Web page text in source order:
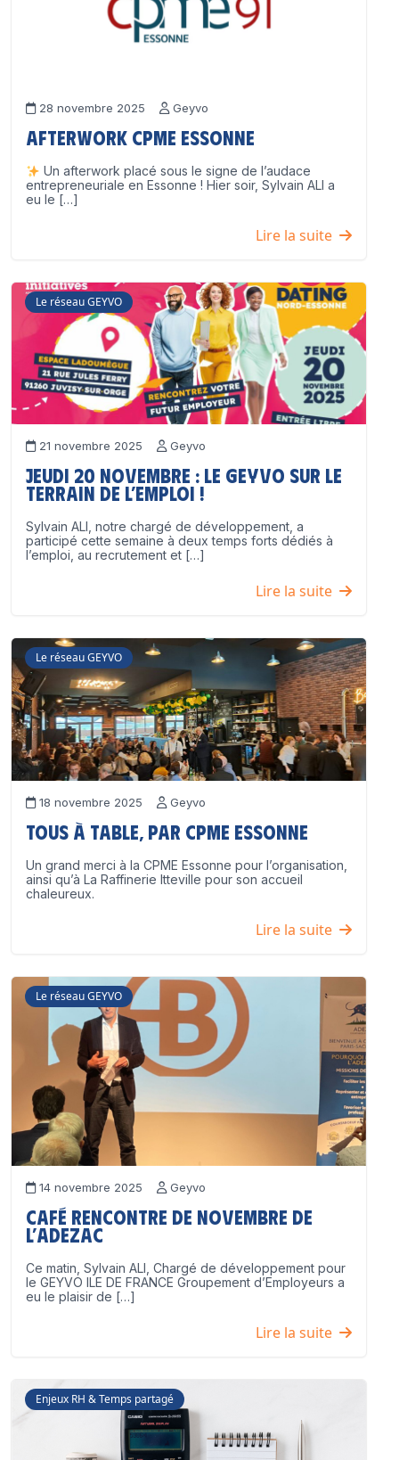
28 novembre 2025 Geyvo
Afterwork CPME Essonne
Un afterwork placé sous le signe de l’audace
entrepreneuriale en Essonne ! Hier soir, Sylvain ALI a
eu le […]
Lire la suite
Le réseau GEYVO
21 novembre 2025 Geyvo
Jeudi 20 novembre : le GEYVO sur le
terrain de l’emploi !
Sylvain ALI, notre chargé de développement, a
participé cette semaine à deux temps forts dédiés à
l’emploi, au recrutement et […]
Lire la suite
Le réseau GEYVO
18 novembre 2025 Geyvo
Tous à table, par CPME Essonne
Un grand merci à la CPME Essonne pour l’organisation,
ainsi qu’à La Raffinerie Itteville pour son accueil
chaleureux.
Lire la suite
Le réseau GEYVO
14 novembre 2025 Geyvo
Café Rencontre de Novembre de
l’ADEZAC
Ce matin, Sylvain ALI, Chargé de développement pour
le GEYVO ILE DE FRANCE Groupement d’Employeurs a
eu le plaisir de […]
Lire la suite
Enjeux RH & Temps partagé